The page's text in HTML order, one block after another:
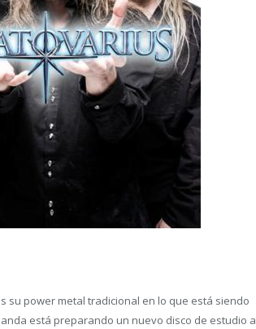
su power metal tradicional en lo que está siendo
está preparando un nuevo disco de estudio a